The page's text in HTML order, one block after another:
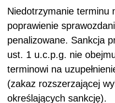
Niedotrzymanie terminu
poprawienie
penalizowane. Sankcja
ust. 1 u.c.p.g. nie
terminowi na
(zakaz rozszerzającej
określających sankcję).